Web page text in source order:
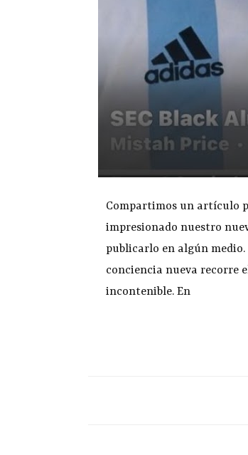
Compartimos un artículo
impresionado nuestro
publicarlo en algún medio.
conciencia nueva recorre
incontenible. En